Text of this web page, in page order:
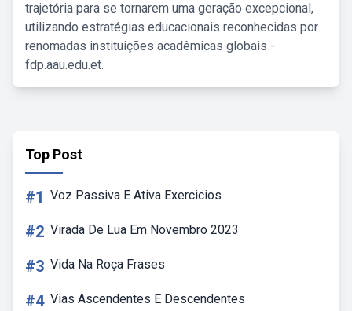
trajetória para se tornarem uma geração excepcional,
utilizando estratégias educacionais reconhecidas por
renomadas instituições acadêmicas globais -
fdp.aau.edu.et.
Top Post
#1 Voz Passiva E Ativa Exercicios
#2 Virada De Lua Em Novembro 2023
#3 Vida Na Roça Frases
#4 Vias Ascendentes E Descendentes